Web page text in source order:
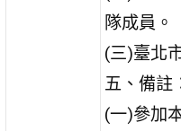
隊成員。
(三)臺北
五、備註
(一)參加